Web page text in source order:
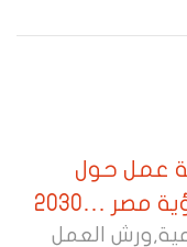
عمل حول
مصر …2030
, ورش العمل